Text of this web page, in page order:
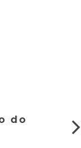
do